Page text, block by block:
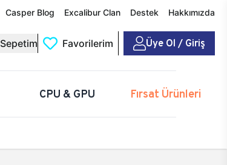
Casper Blog Excalibur Clan Destek Hakkımızda
Sepetim Favorilerim Üye Ol / Giriş
CPU & GPU Fırsat Ürünleri